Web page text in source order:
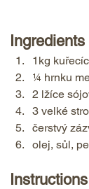
Ingredients
1kg
¼ hrnku
2 lžíce
3 velké
čerstvý
olej, sůl,
Instructions